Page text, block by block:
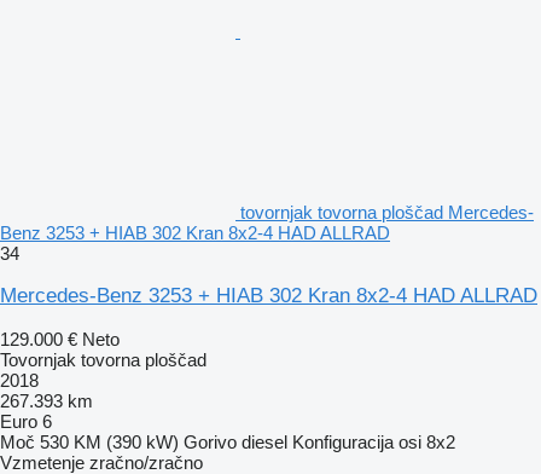
tovornjak tovorna ploščad Mercedes-
Benz 3253 + HIAB 302 Kran 8x2-4 HAD ALLRAD
34
Mercedes-Benz 3253 + HIAB 302 Kran 8x2-4 HAD ALLRAD
129.000 € Neto
Tovornjak tovorna ploščad
2018
267.393 km
Euro 6
Moč 530 KM (390 kW) Gorivo diesel Konfiguracija osi 8x2
Vzmetenje zračno/zračno